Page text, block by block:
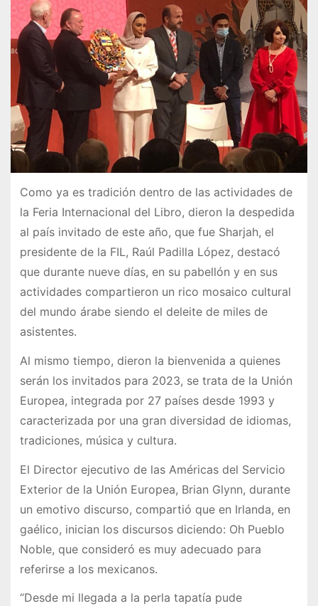
Como ya es tradición dentro de las actividades de
la Feria Internacional del Libro, dieron la despedida
al país invitado de este año, que fue Sharjah, el
presidente de la FIL, Raúl Padilla López, destacó
que durante nueve días, en su pabellón y en sus
actividades compartieron un rico mosaico cultural
del mundo árabe siendo el deleite de miles de
asistentes.
Al mismo tiempo, dieron la bienvenida a quienes
serán los invitados para 2023, se trata de la Unión
Europea, integrada por 27 países desde 1993 y
caracterizada por una gran diversidad de idiomas,
tradiciones, música y cultura.
El Director ejecutivo de las Américas del Servicio
Exterior de la Unión Europea, Brian Glynn, durante
un emotivo discurso, compartió que en Irlanda, en
gaélico, inician los discursos diciendo: Oh Pueblo
Noble, que consideró es muy adecuado para
referirse a los mexicanos.
“Desde mi llegada a la perla tapatía pude